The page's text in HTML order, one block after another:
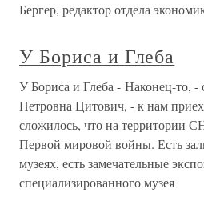
Бергер, редактор отдела
У Бориса и Глеба
У Бориса и Глеба - Наконец-то, -
Петровна Цитович, - к нам
сложилось, что на территории
Первой мировой войны. Есть
музеях, есть замечательные
специализированного музея